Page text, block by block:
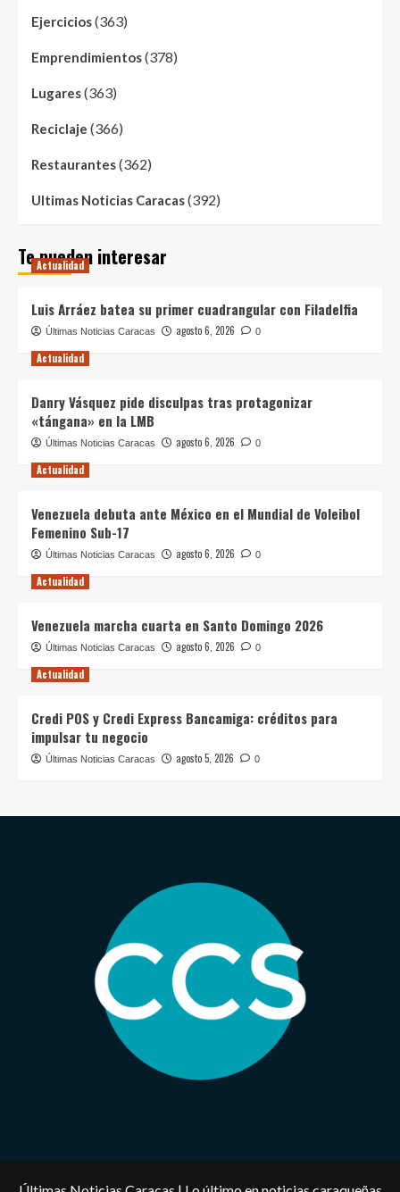
Ejercicios(363)
Emprendimientos(378)
Lugares(363)
Reciclaje (366)
Restaurantes(362)
Ultimas Noticias Caracas(392)
Te pueden interesar
Actualidad
Luis Arráez batea su primer cuadrangular con Filadelfia
Últimas Noticias Caracas agosto 6, 2026 0
Actualidad
Danry Vásquez pide disculpas tras protagonizar
«tángana» en la LMB
Últimas Noticias Caracas agosto 6, 2026 0
Actualidad
Venezuela debuta ante México en el Mundial de Voleibol
Femenino Sub-17
Últimas Noticias Caracas agosto 6, 2026 0
Actualidad
Venezuela marcha cuarta en Santo Domingo 2026
Últimas Noticias Caracas agosto 6, 2026 0
Actualidad
Credi POS y Credi Express Bancamiga: créditos para
impulsar tu negocio
Últimas Noticias Caracas agosto 5, 2026 0